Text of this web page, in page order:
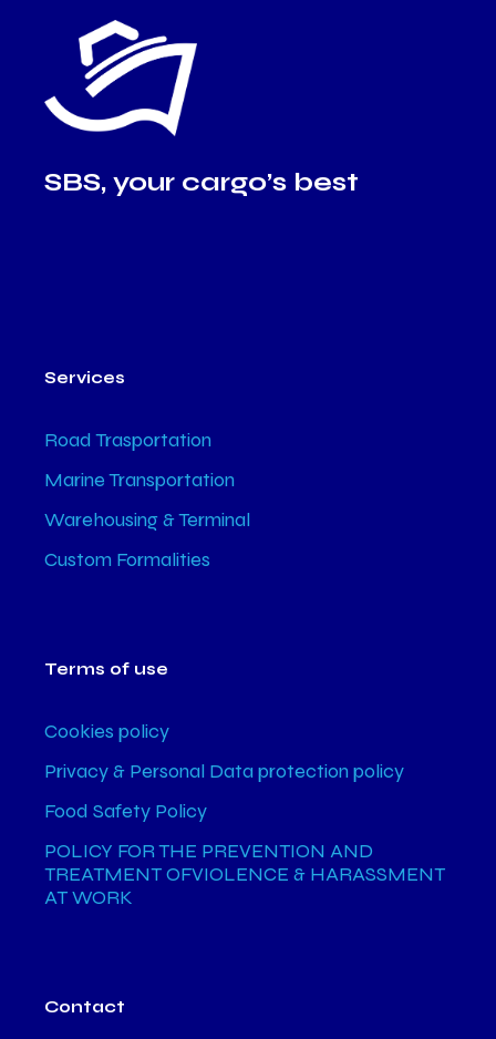
SBS, your cargo’s best
Services
Road Trasportation
Marine Transportation
Warehousing & Terminal
Custom Formalities
Terms of use
Cookies policy
Privacy & Personal Data protection policy
Food Safety Policy
POLICY FOR THE PREVENTION AND
TREATMENT OFVIOLENCE & HARASSMENT
AT WORK
Contact